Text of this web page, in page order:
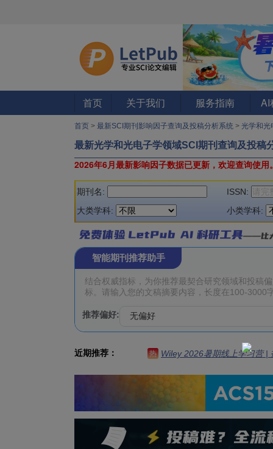
首页 关于我们 服务指南 AI
首页 > 最新SCI期刊影响因子查询及投稿分析系统 > 光学和光
最新光学和光电子学领域SCI期刊查询及投稿
2026年6月最新影响因子数据已更新，欢迎查询使用。
期刊名: ISSN:
大类学科:
小类学科:
智能期刊推荐助手
推荐偏好:
近期推荐： 热 Wiley 2026暑期线上学习营 |